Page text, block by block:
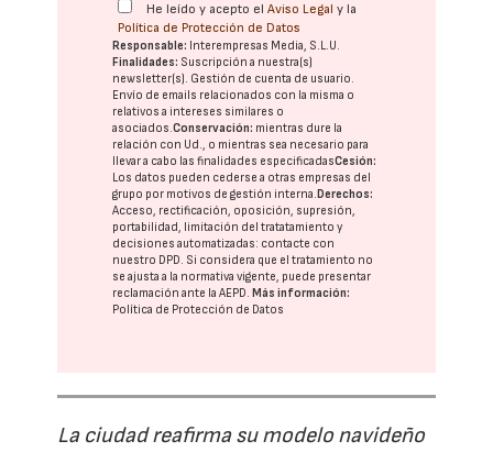
He leído y acepto elAviso Legal y la
Política de Protección de Datos
Responsable: Interempresas Media, S.L.U.
Finalidades: Suscripción a nuestra(s)
newsletter(s). Gestión de cuenta de usuario.
Envío de emails relacionados con la misma o
relativos a intereses similares o
asociados.Conservación: mientras dure la
relación con Ud., o mientras sea necesario para
llevar a cabo las finalidades especificadasCesión:
Los datos pueden cederse a otras empresas del
grupo por motivos de gestión interna. Derechos:
Acceso, rectificación, oposición, supresión,
portabilidad, limitación del tratatamiento y
decisiones automatizadas: contacte con
nuestro DPD. Si considera que el tratamiento no
se ajusta a la normativa vigente, puede presentar
reclamación ante laAEPD. Más información:
Política de Protección de Datos
La ciudad reafirma su modelo navideño